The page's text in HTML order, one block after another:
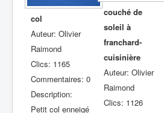
col
Auteur: Olivier
Raimond
Clics: 1165
Commentaires: 0
Description:
Petit col enneigé
couché de
soleil à
franchard-
cuisinière
Auteur: Olivier
Raimond
Clics: 1126